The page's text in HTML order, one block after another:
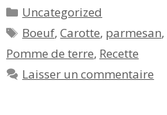
Catégories
Uncategorized
Étiquettes
Boeuf,Carotte, parmesan,
Pomme de terre, Recette
Laisser un commentaire